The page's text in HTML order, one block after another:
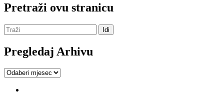
Pretraži ovu stranicu
Pregledaj Arhivu
Pregledaj